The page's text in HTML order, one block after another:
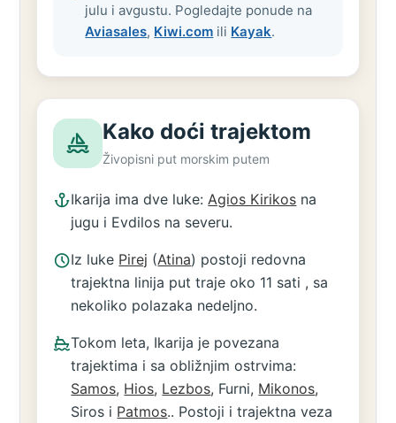
julu i avgustu. Pogledajte ponude na
Aviasales, Kiwi.com ili Kayak.
Kako doći trajektom
Živopisni put morskim putem
Ikarija ima dve luke: Agios Kirikos na
jugu i Evdilos na severu.
Iz luke Pirej (Atina) postoji redovna
trajektna linija put traje oko 11 sati , sa
nekoliko polazaka nedeljno.
Tokom leta, Ikarija je povezana
trajektima i sa obližnjim ostrvima:
Samos, Hios, Lezbos, Furni, Mikonos,
Siros i Patmos.. Postoji i trajektna veza